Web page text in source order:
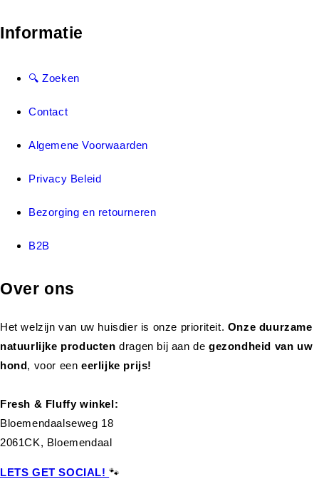
Informatie
🔍 Zoeken
Contact
Algemene Voorwaarden
Privacy Beleid
Bezorging en retourneren
B2B
Over ons
Het welzijn van uw huisdier is onze prioriteit. Onze duurzame
natuurlijke productendragen bij aan de gezondheid van uw
hond, voor eeneerlijke prijs!
Fresh & Fluffy winkel:
Bloemendaalseweg 18
2061CK, Bloemendaal
LETS GET SOCIAL!🐾